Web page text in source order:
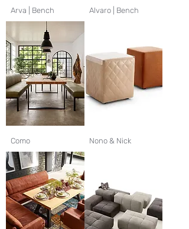
Arva | Bench Alvaro | Bench
Como Nono & Nick